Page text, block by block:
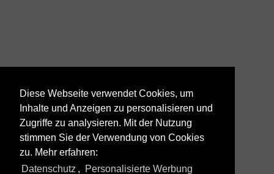
Diese Webseite verwendet Cookies, um
Inhalte und Anzeigen zu personalisieren und
Zugriffe zu analysieren. Mit der Nutzung
stimmen Sie der Verwendung von Cookies
zu. Mehr erfahren:
Datenschutz , Personalisierte Werbung